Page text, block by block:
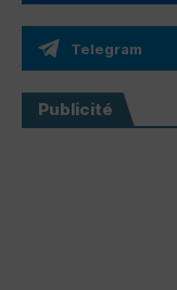
Telegram
Publicité